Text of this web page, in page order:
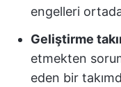
engelleri
Geliştirme
etmekten
eden bir